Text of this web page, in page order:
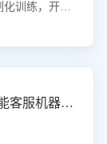
化训练，开启
。
京东-卡片样式发送欢迎语-[智能客服机器人]